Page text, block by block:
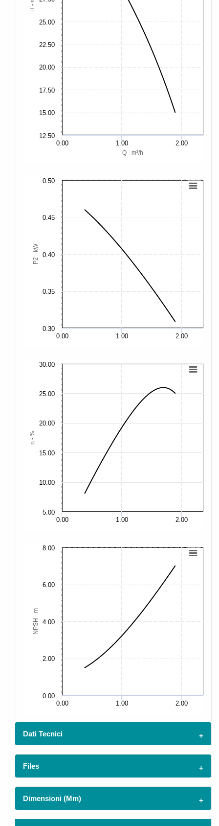
Q - m³/h
H - m
0.00 1.00 2.00
12.50
15.00
17.50
20.00
22.50
25.00
P2 - kW
0.00 1.00 2.00
0.30
0.35
0.40
0.45
0.50
η - %
0.00 1.00 2.00
5.00
10.00
15.00
20.00
25.00
30.00
NPSH - m
0.00 1.00 2.00
2.00
4.00
6.00
8.00
0.00
Dati Tecnici
Files
Dimensioni (mm)